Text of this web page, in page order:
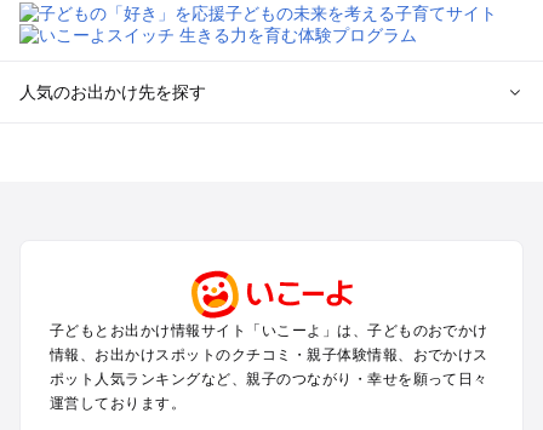
人気のお出かけ先を探す
関西のプールおでかけ
中国･四国のプールおでかけ
九州･沖縄のプールおでかけ
定番お出かけスポット
子どもとお出かけ情報サイト「いこーよ」は、子どものおでかけ
情報、お出かけスポットのクチコミ・親子体験情報、おでかけス
ポット人気ランキングなど、親子のつながり・幸せを願って日々
運営しております。